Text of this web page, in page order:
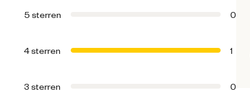
5 sterren 0
4 sterren 1
3 sterren 0